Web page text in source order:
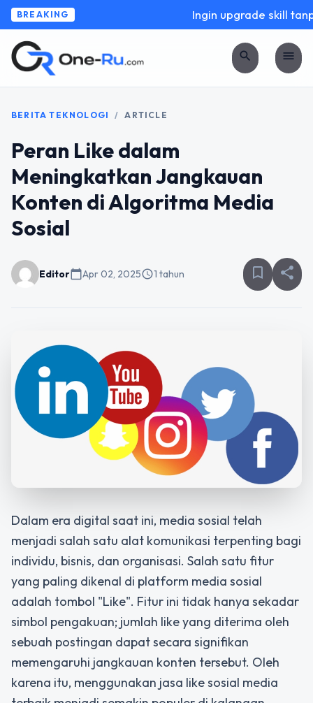
BREAKING Ingin upgrade skill
search menu
BERITA TEKNOLOGI / ARTICLE
Peran Like dalam
Meningkatkan Jangkauan
Konten di Algoritma Media
Sosial
Editorcalendar_todayApr 02, 2025schedule1 tahun bookmark_border share
Dalam era digital saat ini, media sosial telah
menjadi salah satu alat komunikasi terpenting bagi
individu, bisnis, dan organisasi. Salah satu fitur
yang paling dikenal di platform media sosial
adalah tombol "Like". Fitur ini tidak hanya sekadar
simbol pengakuan; jumlah like yang diterima oleh
sebuah postingan dapat secara signifikan
memengaruhi jangkauan konten tersebut. Oleh
karena itu, menggunakan jasa like sosial media